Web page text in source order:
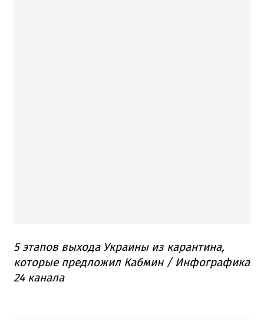
5 этапов выхода Украины из карантина,
которые предложил Кабмин / Инфографика
24 канала